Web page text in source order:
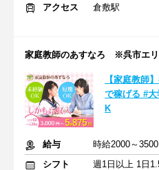
アクセス
倉敷駅
家庭教師のあすなろ ※呉市エ
【家庭教師
で稼げる #
K
給与
時給2000～
シフト
週1日以上 1日